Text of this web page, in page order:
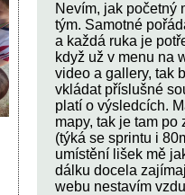
Nevím, jak početný
tým. Samotné
a každá ruka je
když už v menu na
video a gallery, tak
vkládat příslušné
platí o výsledcích.
mapy, tak je tam po
(týká se sprintu i
umístění lišek mě
dálku docela
webu nestavím